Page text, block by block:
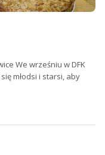
We wrześniu w DFK
młodsi i starsi, aby